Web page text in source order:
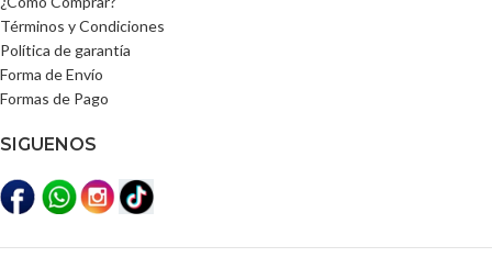
Términos y Condiciones
Política de garantía
Forma de Envío
Formas de Pago
SIGUENOS